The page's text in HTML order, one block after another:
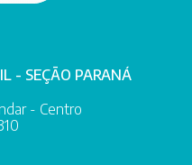
- SEÇÃO PARANÁ
- Centro